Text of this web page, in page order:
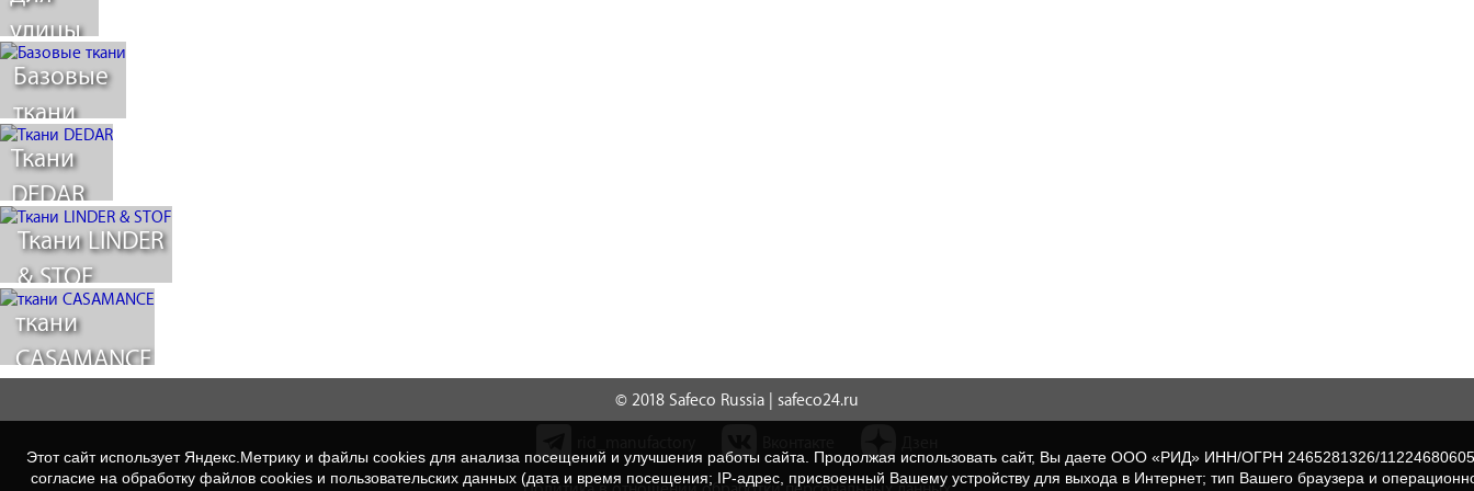
улицы
Базовые
ткани
Ткани
DEDAR
Ткани LINDER
& STOF
ткани
CASAMANCE
© 2018 Safeco Russia | safeco24.ru
Этот сайт использует Яндекс.Метрику и файлы cookies для анализа посещений и улучшения работы сайта. Продолжая использовать сайт, Вы даете ООО «РИД» ИНН/ОГРН 2465281326/
согласие на обработку файлов cookies и пользовательских данных (дата и время посещения; IP-адрес, присвоенный Вашему устройству для выхода в Интернет; тип Вашего браузера и